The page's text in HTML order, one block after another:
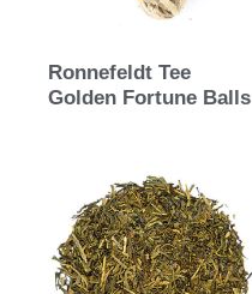
Ronnefeldt Tee
Golden Fortune Balls